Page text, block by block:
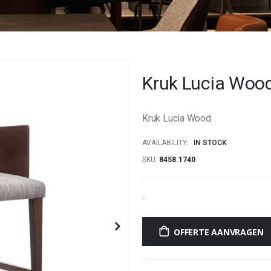
Kruk Lucia
Kruk Lucia Wood.
AVAILABILITY:
IN STOCK
SKU 8458.1740
-
OFFERTE AANVRAGEN